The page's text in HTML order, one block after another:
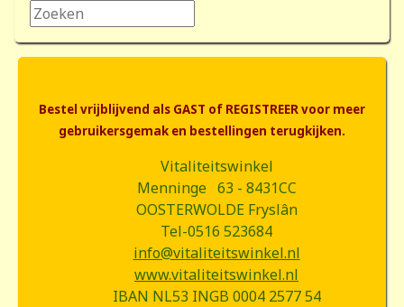
Zoeken...
Bestel vrijblijvend als GAST of REGISTREER voor meer
gebruikersgemak en bestellingen terugkijken.
Vitaliteitswinkel
Menninge 63 - 8431CC
OOSTERWOLDE Fryslân
Tel-0516 523684
info@vitaliteitswinkel.nl
www.vitaliteitswinkel.nl
IBAN NL53 INGB 0004 2577 54